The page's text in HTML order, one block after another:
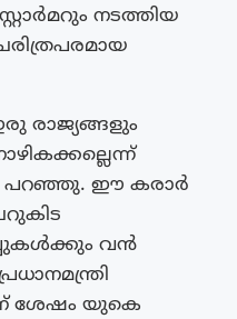
സ്റ്റാർമറും നടത്തിയ
രാജ്യങ്ങളും
പറഞ്ഞു. ഈ കരാർ
വൻ
ശേഷം യുകെ